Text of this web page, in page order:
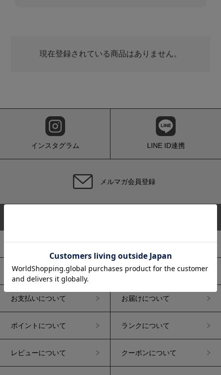
現在登録されている商品はありません。
インスタグラム LINE ID連携
メルマガ会員登録
初めての方へ お買い物ガイド
ご注文について 送料について
お支払いについて お届けについて
ポイントについて ランクについて
レビューについて クーポンについて